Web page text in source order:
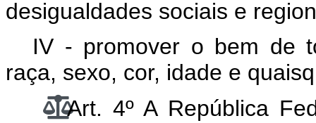
desigualdades sociais e
IV - promover o bem de
raça, sexo, cor, idade e
Art. 4º A República